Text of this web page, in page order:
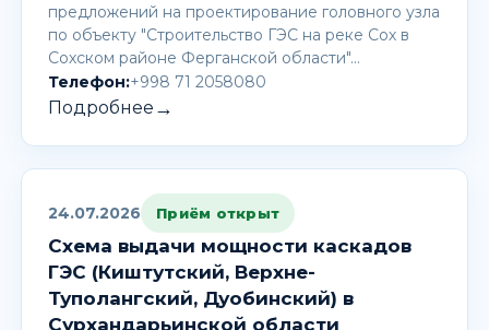
предложений на проектирование головного узла
по объекту "Строительство ГЭС на реке Сох в
Сохском районе Ферганской области"…
Телефон:+998 71 2058080
Подробнее →
24.07.2026 Приём открыт
Схема выдачи мощности каскадов
ГЭС (Киштутский, Верхне-
Туполангский, Дуобинский) в
Сурхандарьинской области